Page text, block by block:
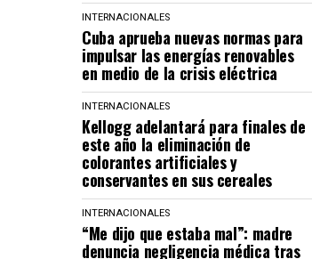
INTERNACIONALES
Cuba aprueba nuevas normas para
impulsar las energías renovables
en medio de la crisis eléctrica
INTERNACIONALES
Kellogg adelantará para finales de
este año la eliminación de
colorantes artificiales y
conservantes en sus cereales
INTERNACIONALES
“Me dijo que estaba mal”: madre
denuncia negligencia médica tras